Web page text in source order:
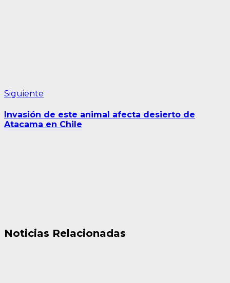
Siguiente
Invasión de este animal afecta desierto de
Atacama en Chile
Noticias Relacionadas